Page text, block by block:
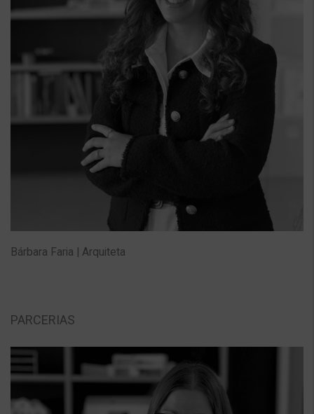
Bárbara Faria | Arquiteta
PARCERIAS